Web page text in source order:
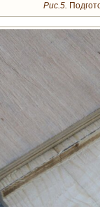
Рис.5.